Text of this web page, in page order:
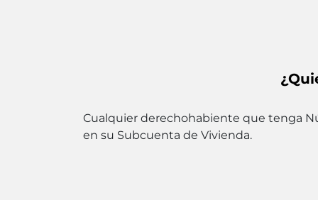
Cualquier derechohabiente que tenga
en su Subcuenta de Vivienda.